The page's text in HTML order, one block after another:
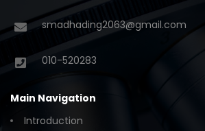
smadhading2063@gmail.com
010-520283
Main Navigation
Introduction